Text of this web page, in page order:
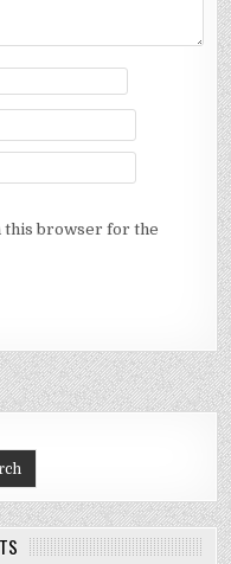
this browser for the